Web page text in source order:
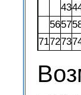
43
5657
717273